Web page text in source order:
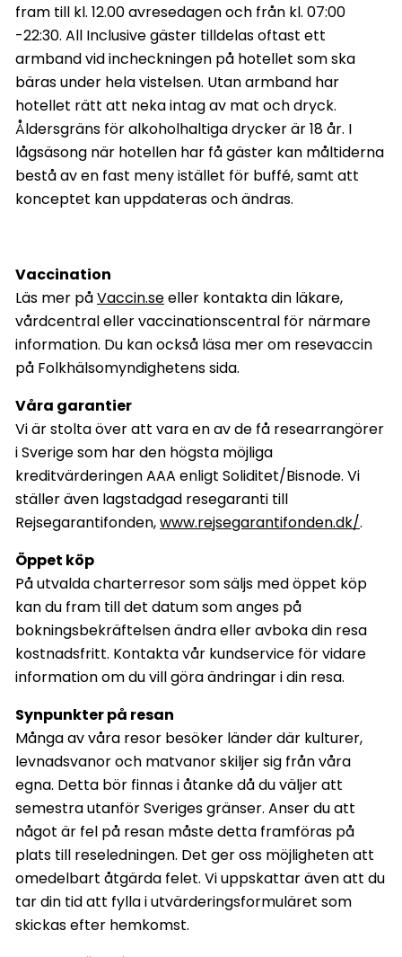
fram till kl. 12.00 avresedagen och från kl. 07:00
-22:30. All Inclusive gäster tilldelas oftast ett
armband vid incheckningen på hotellet som ska
bäras under hela vistelsen. Utan armband har
hotellet rätt att neka intag av mat och dryck.
Åldersgräns för alkoholhaltiga drycker är 18 år. I
lågsäsong när hotellen har få gäster kan måltiderna
bestå av en fast meny istället för buffé, samt att
konceptet kan uppdateras och ändras.
Vaccination
Läs mer påVaccin.seeller kontakta din läkare,
vårdcentral eller vaccinationscentral för närmare
information. Du kan också läsa mer om resevaccin
på Folkhälsomyndighetens sida.
Våra garantier
Vi är stolta över att vara en av de få researrangörer
i Sverige som har den högsta möjliga
kreditvärderingen AAA enligt Soliditet/Bisnode. Vi
ställer även lagstadgad resegaranti till
Rejsegarantifonden,www.rejsegarantifonden.dk/.
Öppet köp
På utvalda charterresor som säljs med öppet köp
kan du fram till det datum som anges på
bokningsbekräftelsen ändra eller avboka din resa
kostnadsfritt. Kontakta vår kundservice för vidare
information om du vill göra ändringar i din resa.
Synpunkter på resan
Många av våra resor besöker länder där kulturer,
levnadsvanor och matvanor skiljer sig från våra
egna. Detta bör finnas i åtanke då du väljer att
semestra utanför Sveriges gränser. Anser du att
något är fel på resan måste detta framföras på
plats till reseledningen. Det ger oss möjligheten att
omedelbart åtgärda felet. Vi uppskattar även att du
tar din tid att fylla i utvärderingsformuläret som
skickas efter hemkomst.